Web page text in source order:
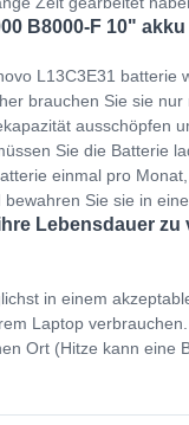
B8000-F 10"
L13C3E31 batterie
brauchen Sie sie nur
ausschöpfen
Sie die Batterie
einmal pro
Sie sie in
Lebensdauer zu
in einem
Laptop verbrauchen.
Ort (Hitze kann eine